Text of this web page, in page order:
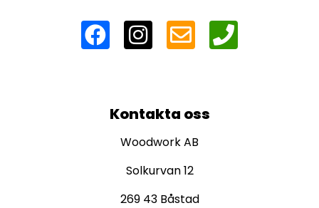
Kontakta oss
Woodwork AB
Solkurvan 12
269 43 Båstad